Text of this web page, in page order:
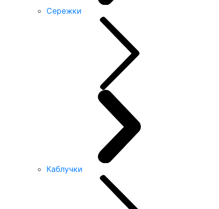
Сережки
Каблучки